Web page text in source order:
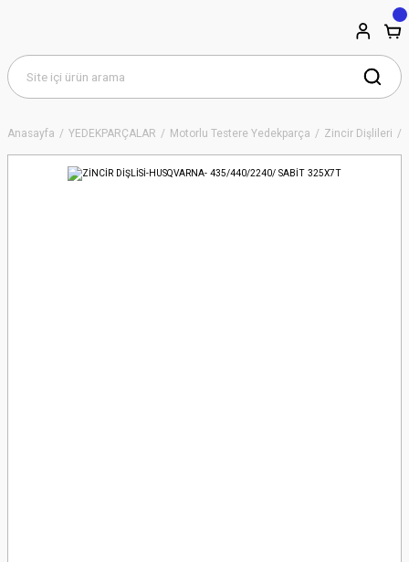
Anasayfa YEDEKPARÇALAR Motorlu Testere Yedekparça Zincir Dişlileri